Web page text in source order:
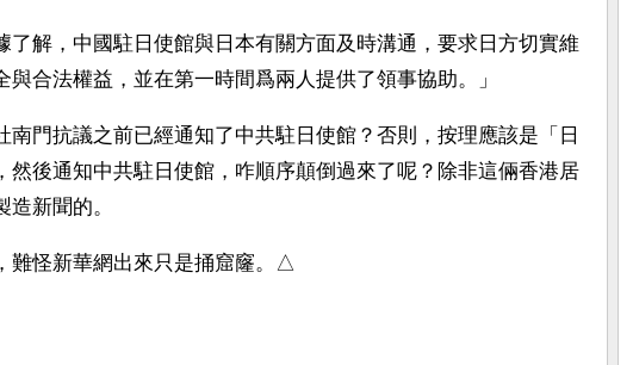
了解，中國駐日使館與日本有關方面及時溝通，要求日方切實維
合法權益，並在第一時間爲兩人提供了領事協助。」
南門抗議之前已經通知了中共駐日使館？否則，按理應該是「日
然後通知中共駐日使館，咋順序顛倒過來了呢？除非這倆香港居
新聞的。
難怪新華網出來只是捅窟窿。△